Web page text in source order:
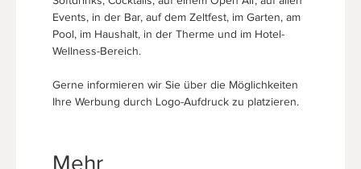
Events, in der Bar, auf dem Zeltfest, im Garten, am
Pool, im Haushalt, in der Therme und im Hotel-
Wellness-Bereich.
Gerne informieren wir Sie über die Möglichkeiten
Ihre Werbung durch Logo-Aufdruck zu platzieren.
Mehr